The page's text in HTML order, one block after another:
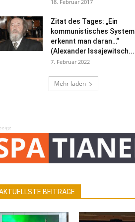
18. Februar 2017
Zitat des Tages: „Ein
kommunistisches System
erkennt man daran…“
(Alexander Issajewitsch...
7. Februar 2022
Mehr laden
BEITRÄGE